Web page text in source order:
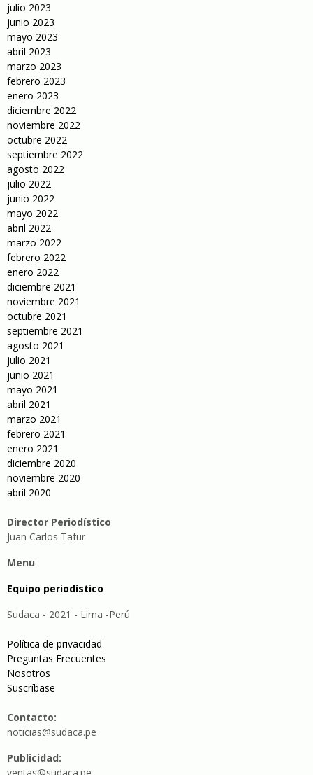
julio 2023
junio 2023
mayo 2023
abril 2023
marzo 2023
febrero 2023
enero 2023
diciembre 2022
noviembre 2022
octubre 2022
septiembre 2022
agosto 2022
julio 2022
junio 2022
mayo 2022
abril 2022
marzo 2022
febrero 2022
enero 2022
diciembre 2021
noviembre 2021
octubre 2021
septiembre 2021
agosto 2021
julio 2021
junio 2021
mayo 2021
abril 2021
marzo 2021
febrero 2021
enero 2021
diciembre 2020
noviembre 2020
abril 2020
Director Periodístico
Juan Carlos Tafur
Menu
Equipo periodístico
Sudaca - 2021 - Lima -Perú
Política de privacidad
Preguntas Frecuentes
Nosotros
Suscríbase
Contacto:
noticias@sudaca.pe
Publicidad: